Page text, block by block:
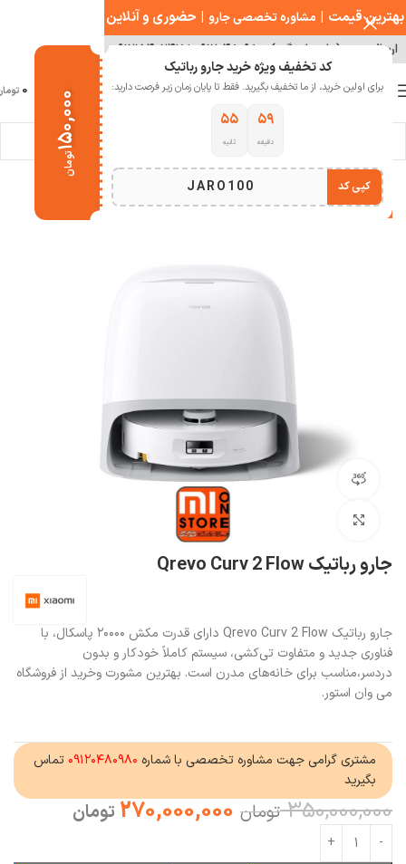
کد تخفیف ویژه خرید جارو رباتیک
برای اولین خرید، از ما تخفیف بگیرید. فقط تا پایان زمان زیر فرصت دارید:
۵۹
دقیقه
۵۴
ثانیه
JARO100 کپی کد
۱۵۰,۰۰۰
تومان
منو 0
خانه
-23%
مشاهده 360 درجه
جارو رباتیک Qrevo Curv 2 Flow
جارو رباتیک Qrevo Curv 2 Flow دارای قدرت مکش ۲۰۰۰۰ پاسکال،
با
فناوری جدید و متفاوت تی‌کشی، سیستم کاملاً خودکار و بدون
دردسر،مناسب برای خانه‌های مدرن است. بهترین مشورت وخرید از فروشگاه
می وان استور.
مشتری گرامی جهت مشاوره تخصصی با شماره ۰۹۱۲۰۴۸۰۹۸۰ تماس
بگیرید
350,000,000 تومان 270,000,000 تومان
بهترین قیمت | مشاوره تخصصی جارو | حضوری و آنلاین
ارسال سریع ( با هماهنگی ) ۰۹۱۲۰۴۸۰۹۸۰ | ۰۹۱۲۱۵۴۰۲۴۷